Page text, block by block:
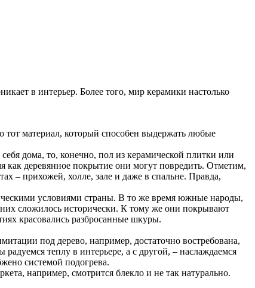
в интерьер. Более того, мир керамики настолько
материал, который способен выдержать любые
дома, то, конечно, пол из керамической плитки или
как деревянное покрытие они могут повредить. Отметим,
– прихожей, холле, зале и даже в спальне. Правда,
условиями страны. В то же время южные народы,
сложилось исторически. К тому же они покрывают
красовались разбросанные шкуры.
под дерево, например, достаточно востребована,
теплу в интерьере, а с другой, – наслаждаемся
системой подогрева.
например, смотрится блекло и не так натурально.